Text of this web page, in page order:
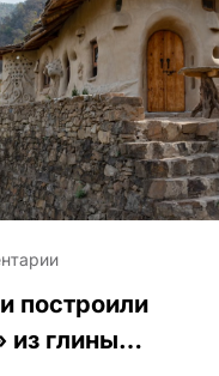
построили
из глины